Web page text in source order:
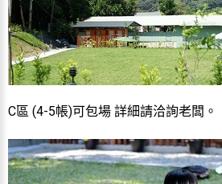
C區 (4-5帳)可包場 詳細請洽詢老闆。